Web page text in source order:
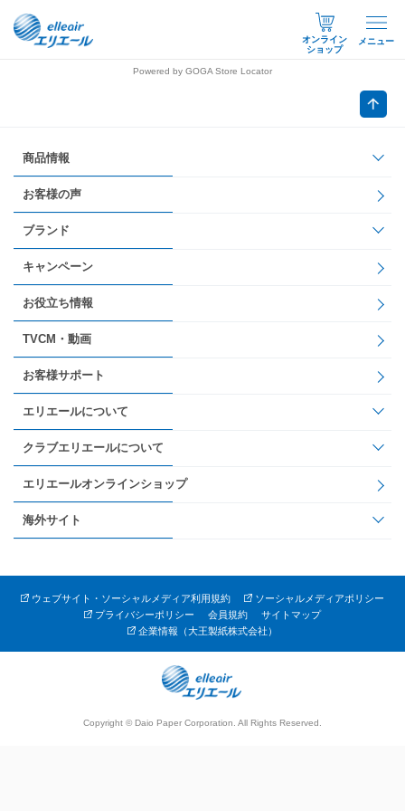
オンライン
ショップ
メニュー
Powered by GOGA Store Locator
商品情報
お客様の声
ブランド
キャンペーン
お役立ち情報
TVCM・動画
お客様サポート
エリエールについて
クラブエリエールについて
エリエールオンラインショップ
海外サイト
ウェブサイト・ソーシャルメディア利用規約
ソーシャルメディアポリシー
プライバシーポリシー
会員規約
サイトマップ
企業情報（大王製紙株式会社）
Copyright © Daio Paper Corporation. All Rights Reserved.